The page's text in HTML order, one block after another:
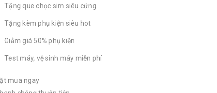
Tặng que chọc sim siêu cứng
Tặng kèm phụ kiện siêu hot
Giảm giá 50% phụ kiện
Test máy, vệ sinh máy miễn phí
mua ngay